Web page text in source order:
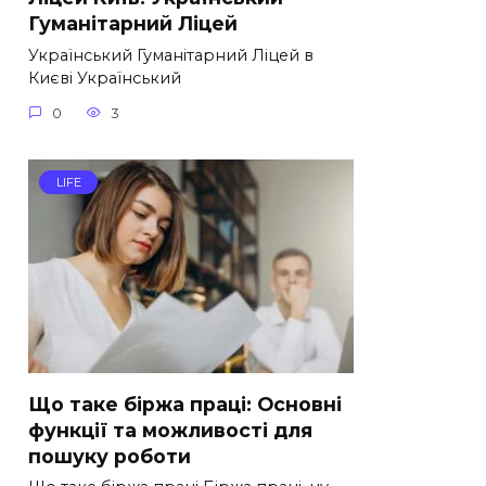
Гуманітарний Ліцей
Український Гуманітарний Ліцей в
Києві Український
0 3
LIFE
Що таке біржа праці: Основні
функції та можливості для
пошуку роботи